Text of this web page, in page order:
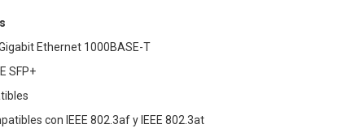
Ethernet 1000BASE-T
SFP+
con IEEE 802.3af y IEEE 802.3at